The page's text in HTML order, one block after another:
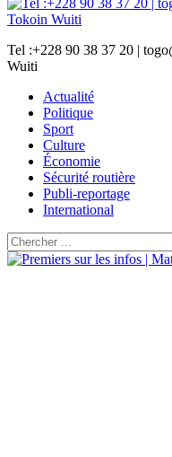
Tel :+228 90 38 37 20 |
Wuiti
Actualité
Politique
Sport
Culture
Économie
Sécurité routière
Publi-reportage
International